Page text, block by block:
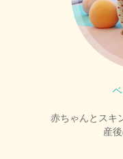
赤ちゃんとスキ
産